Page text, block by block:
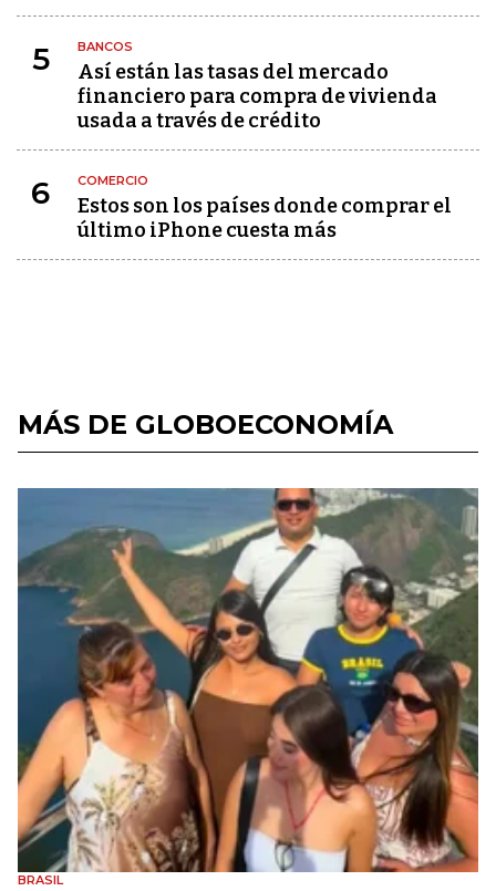
5 BANCOS
Así están las tasas del mercado
financiero para compra de vivienda
usada a través de crédito
6 COMERCIO
Estos son los países donde comprar el
último iPhone cuesta más
MÁS DE GLOBOECONOMÍA
BRASIL